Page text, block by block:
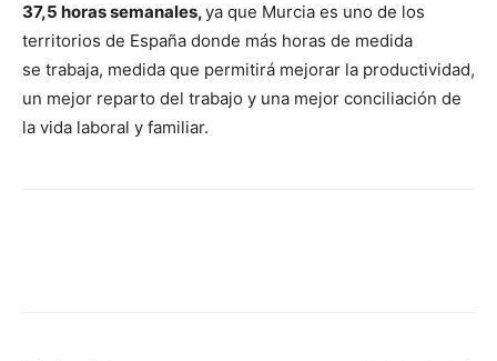
37,5 horas semanales,ya que Murcia es uno de los
territorios de España donde más horas de medida
se trabaja, medida que permitirá mejorar la productividad,
un mejor reparto del trabajo y una mejor conciliación de
la vida laboral y familiar.